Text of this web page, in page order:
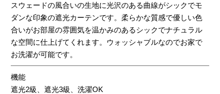
スウェードの風合いの生地に光沢のある曲線がシックでモ
ダンな印象の遮光カーテンです。柔らかな質感で優しい色
合いがお部屋の雰囲気を温かみのあるシックでナチュラル
な空間に仕上げてくれます。ウォッシャブルなのでお家で
お洗濯が可能です。
機能
遮光2級、遮光3級、洗濯OK